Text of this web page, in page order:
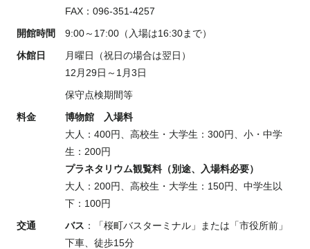
FAX：096-351-4257
開館時間
9:00～17:00（入場は16:30まで）
休館日
月曜日（祝日の場合は翌日）
12月29日～1月3日
保守点検期間等
料金
博物館 入場料
大人：400円、高校生・大学生：300円、小・中学
生：200円
プラネタリウム観覧料（別途、入場料必要）
大人：200円、高校生・大学生：150円、中学生以
下：100円
交通
バス ：「桜町バスターミナル」または「市役所前」
下車、徒歩15分